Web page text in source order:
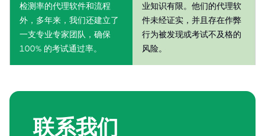
检测率的代理软件和流程
外，多年来，我们还建立了
一支专业专家团队，确保
100% 的考试通过率。
业知识有限。他们的代理软
件未经证实，并且存在作弊
行为被发现或考试不及格的
风险。
联系我们